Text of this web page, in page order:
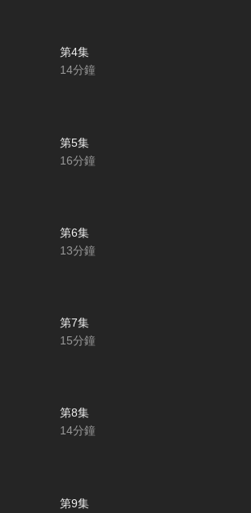
第4集
14分鐘
第5集
16分鐘
第6集
13分鐘
第7集
15分鐘
第8集
14分鐘
第9集